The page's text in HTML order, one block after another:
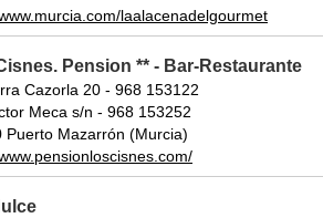
laalacenadelgourmet
Pension ** - Bar-Restaurante
Cazorla 20 - 968 153122
Meca s/n - 968 153252
Puerto Mazarrón (Murcia)